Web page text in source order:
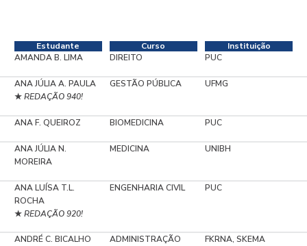
Estudante Curso
Instituição
AMANDA B. LIMA
DIREITO PUC
ANA JÚLIA A. PAULA
★ REDAÇÃO 940!
GESTÃO PÚBLICA UFMG
ANA F. QUEIROZ BIOMEDICINA PUC
ANA JÚLIA N.
MOREIRA
MEDICINA UNIBH
ANA LUÍSA T.L.
ROCHA
★ REDAÇÃO 920!
ENGENHARIA CIVIL PUC
ANDRÉ C. BICALHO ADMINISTRAÇÃO FKRNA, SKEMA